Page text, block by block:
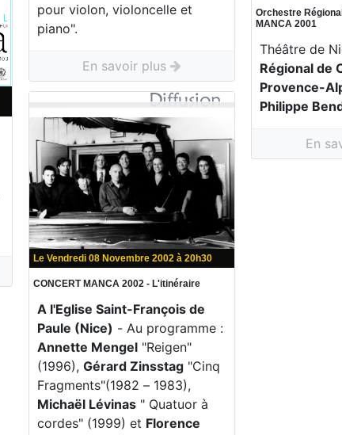
pour violon, violoncelle et
piano".
En savoir plus
Le Vendredi 08 Novembre 2002 à 20h30
CONCERT MANCA 2002 - L'itinéraire
A l'Eglise Saint-François de
Paule (Nice) - Au programme :
Annette Mengel"Reigen"
(1996), Gérard Zinsstag"Cinq
Fragments"(1982 – 1983),
Michaël Lévinas" Quatuor à
cordes" (1999) et Florence
Orchestre
MANCA 2001
Théâtre de
Régional de
Provence-
Philippe
En